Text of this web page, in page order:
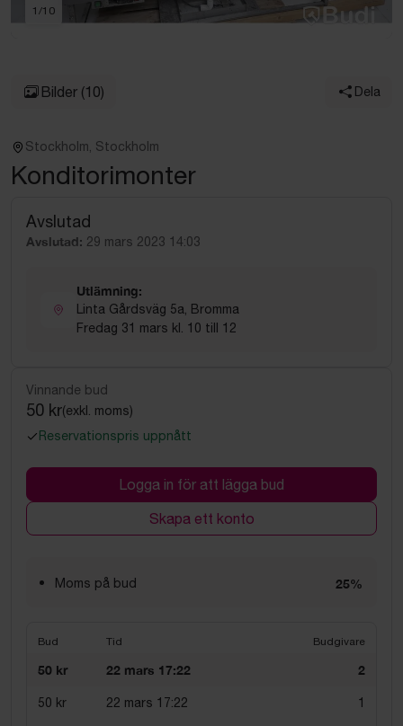
1 /10
Bilder (10) Dela
Stockholm, Stockholm
Konditorimonter
Avslutad
Avslutad: 29 mars 2023 14:03
Utlämning:
Linta Gårdsväg 5a, Bromma
Fredag 31 mars kl. 10 till 12
Vinnande bud
50 kr(exkl. moms)
Reservationspris uppnått
Logga in för att lägga bud
Skapa ett konto
Moms på bud 25%
Bud Tid Budgivare
50 kr 22 mars 17:22 2
50 kr 22 mars 17:22 1